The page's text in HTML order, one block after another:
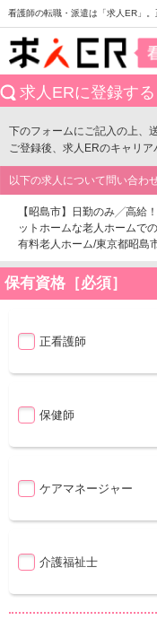
看護師の転職・派遣は「求人ER」
求人ERに登録する
下のフォームにご記入の上、
ご登録後、求人ERのキャリア
以下の求人について問い合わ
【昭島市】日勤のみ╱高給
ットホームな老人ホームで
有料老人ホーム/東京都昭島
保有資格［必須］
正看護師
保健師
ケアマネージャー
介護福祉士